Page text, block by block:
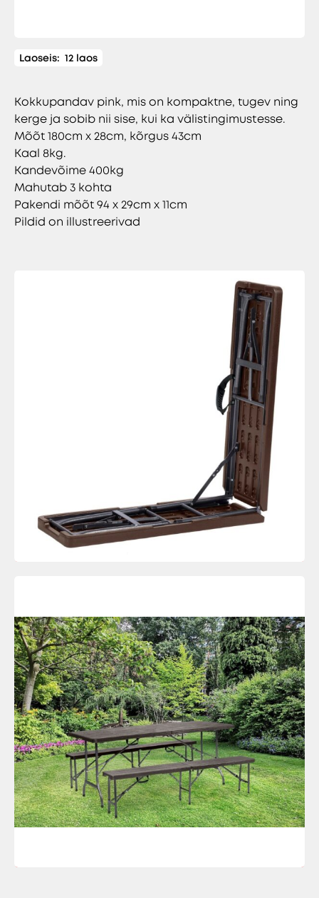
Laoseis: 12 laos
Kokkupandav pink, mis on kompaktne, tugev ning
kerge ja sobib nii sise, kui ka välistingimustesse.
Mõõt 180cm x 28cm, kõrgus 43cm
Kaal 8kg.
Kandevõime 400kg
Mahutab 3 kohta
Pakendi mõõt 94 x 29cm x 11cm
Pildid on illustreerivad